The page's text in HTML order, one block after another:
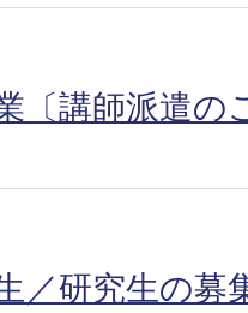
講師派遣の
研究生の募